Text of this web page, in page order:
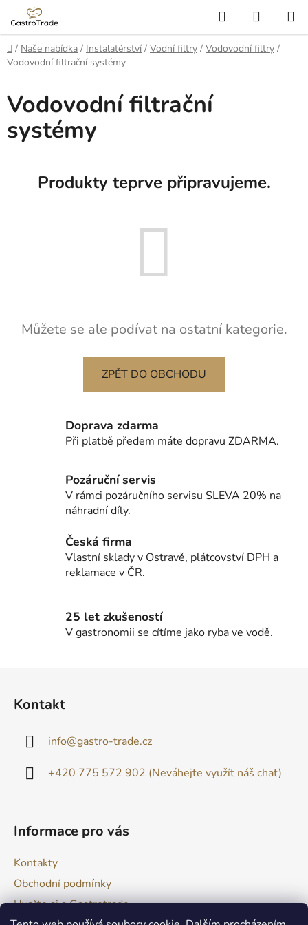
obsah
Hledat
KOŠÍK
Domů
/ Naše nabídka / Instalatérství / Vodní filtry / Vodovodní filtry /
Vodovodní filtrační systémy
Vodovodní filtrační
systémy
Produkty teprve připravujeme.
Můžete se ale podívat na ostatní kategorie.
ZPĚT DO OBCHODU
Doprava zdarma
Při platbě předem máte dopravu ZDARMA.
Pozáruční servis
V rámci pozáručního servisu SLEVA 20% na
náhradní díly.
Česká firma
Vlastní sklady v Ostravě, plátcovství DPH a
reklamace v ČR.
25 let zkušeností
V gastronomii se cítíme jako ryba ve vodě.
Kontakt
info@gastro-trade.cz
+420 775 572 902 (Neváhejte využít náš chat)
Informace pro vás
Kontakty
Obchodní podmínky
Uvařte si s Gastrotrade